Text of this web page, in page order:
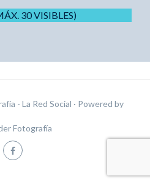
30 VISIBLES)
- La Red Social · Powered by
Fotografía